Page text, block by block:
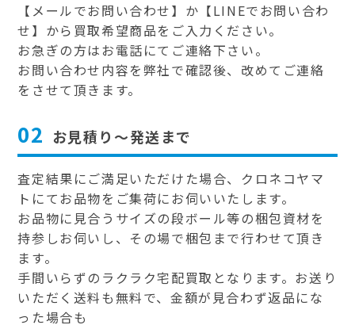
【メールでお問い合わせ】か【LINEでお問い合わ
せ】から買取希望商品をご入力ください。
お急ぎの方はお電話にてご連絡下さい。
お問い合わせ内容を弊社で確認後、改めてご連絡
をさせて頂きます。
02 お見積り～発送まで
査定結果にご満足いただけた場合、クロネコヤマ
トにてお品物をご集荷にお伺いいたします。
お品物に見合うサイズの段ボール等の梱包資材を
持参しお伺いし、その場で梱包まで行わせて頂き
ます。
手間いらずのラクラク宅配買取となります。お送り
いただく送料も無料で、金額が見合わず返品にな
った場合も